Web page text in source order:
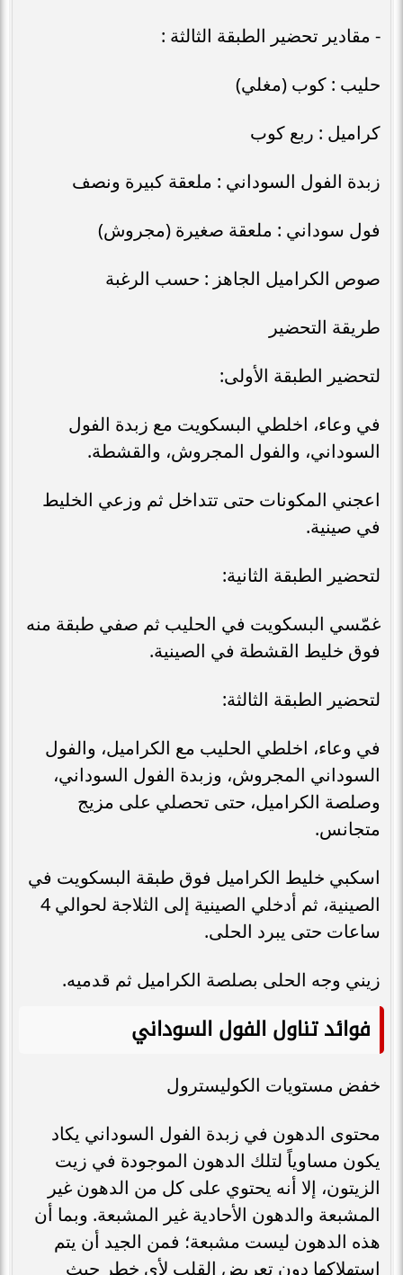
- مقادير تحضير الطبقة الثالثة :
حليب : كوب (مغلي)
كراميل : ربع كوب
زبدة الفول السوداني : ملعقة كبيرة ونصف
فول سوداني : ملعقة صغيرة (مجروش)
صوص الكراميل الجاهز : حسب الرغبة
طريقة التحضير
لتحضير الطبقة الأولى:
في وعاء، اخلطي البسكويت مع زبدة الفول
السوداني، والفول المجروش، والقشطة.
اعجني المكونات حتى تتداخل ثم وزعي الخليط
في صينية.
لتحضير الطبقة الثانية:
غمّسي البسكويت في الحليب ثم صفي طبقة منه
فوق خليط القشطة في الصينية.
لتحضير الطبقة الثالثة:
في وعاء، اخلطي الحليب مع الكراميل، والفول
السوداني المجروش، وزبدة الفول السوداني،
وصلصة الكراميل، حتى تحصلي على مزيج
متجانس.
اسكبي خليط الكراميل فوق طبقة البسكويت في
الصينية، ثم أدخلي الصينية إلى الثلاجة لحوالي 4
ساعات حتى يبرد الحلى.
زيني وجه الحلى بصلصة الكراميل ثم قدميه.
فوائد تناول الفول السوداني
خفض مستويات الكوليسترول
محتوى الدهون في زبدة الفول السوداني يكاد
يكون مساوياً لتلك الدهون الموجودة في زيت
الزيتون، إلا أنه يحتوي على كل من الدهون غير
المشبعة والدهون الأحادية غير المشبعة. وبما أن
هذه الدهون ليست مشبعة؛ فمن الجيد أن يتم
استهلاكها دون تعريض القلب لأي خطر حيث